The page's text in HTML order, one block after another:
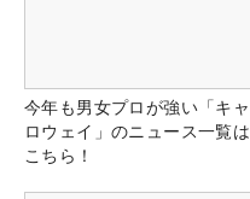
今年も男女プロが強い「キャ
ロウェイ」のニュース一覧は
こちら！